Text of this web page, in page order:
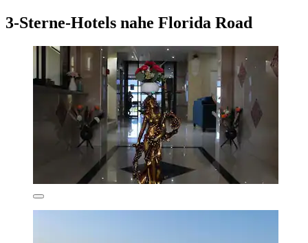
3-Sterne-Hotels nahe Florida Road